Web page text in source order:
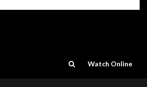
Watch Online